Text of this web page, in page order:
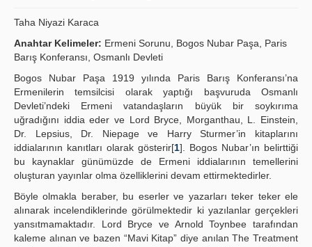
Guidelines
Contact Us
Taha Niyazi Karaca
Anahtar Kelimeler: Ermeni Sorunu, Bogos Nubar Paşa, Paris
Barış Konferansı, Osmanlı Devleti
Bogos Nubar Paşa 1919 yılında Paris Barış Konferansı’na
Ermenilerin temsilcisi olarak yaptığı başvuruda Osmanlı
Devleti’ndeki Ermeni vatandaşların büyük bir soykırıma
uğradığını iddia eder ve Lord Bryce, Morganthau, L. Einstein,
Dr. Lepsius, Dr. Niepage ve Harry Sturmer’in kitaplarını
iddialarının kanıtları olarak gösterir[1]. Bogos Nubar’ın belirttiği
bu kaynaklar günümüzde de Ermeni iddialarının temellerini
oluşturan yayınlar olma özelliklerini devam ettirmektedirler.
Böyle olmakla beraber, bu eserler ve yazarları teker teker ele
alınarak incelendiklerinde görülmektedir ki yazılanlar gerçekleri
yansıtmamaktadır. Lord Bryce ve Arnold Toynbee tarafından
kaleme alınan ve bazen “Mavi Kitap” diye anılan The Treatment